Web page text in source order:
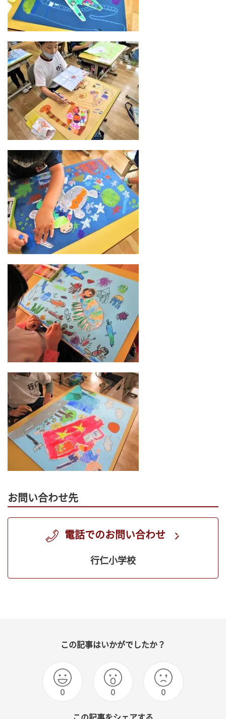
お問い合わせ先
電話でのお問い合わせ
行仁小学校
この記事はいかがでしたか？
0 0 0